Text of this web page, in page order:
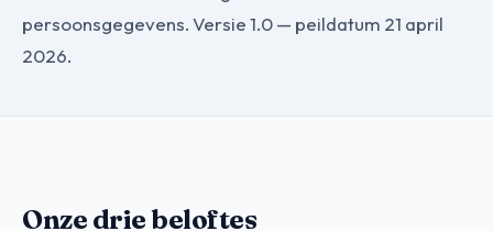
persoonsgegevens. Versie 1.0 — peildatum 21 april
2026.
Onze drie beloftes